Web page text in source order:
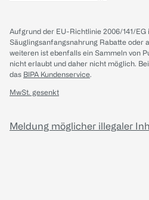
Aufgrund der EU-Richtlinie 2006/141/EG
Säuglingsanfangsnahrung Rabatte oder
weiteren ist ebenfalls ein Sammeln von
nicht erlaubt und daher nicht möglich.
das BIPA Kundenservice.
MwSt. gesenkt
Meldung möglicher illegaler